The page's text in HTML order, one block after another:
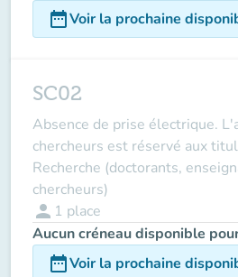
date_rangeVoir la prochaine
SC02
Absence de prise électrique.
chercheurs est réservé aux
Recherche (doctorants,
chercheurs)
person 1 place
Aucun créneau disponible
date_rangeVoir la prochaine